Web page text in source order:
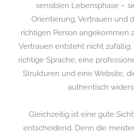
sensiblen Lebensphase –
Orientierung, Vertrauen und
richtigen Person angekommen
Vertrauen entsteht nicht
richtige Sprache, eine
Strukturen und eine Website,
authentisch
Gleichzeitig ist eine gute
entscheidend. Denn die